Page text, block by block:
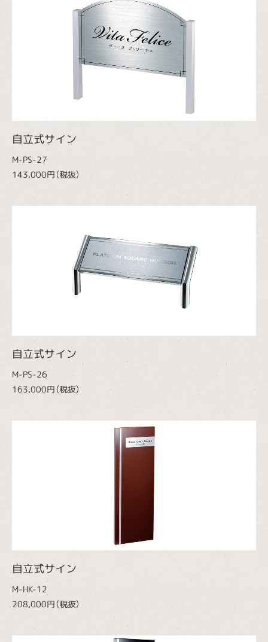
自立式サイン
M-PS-27
143,000円（税抜）
自立式サイン
M-PS-26
163,000円（税抜）
自立式サイン
M-HK-12
208,000円（税抜）